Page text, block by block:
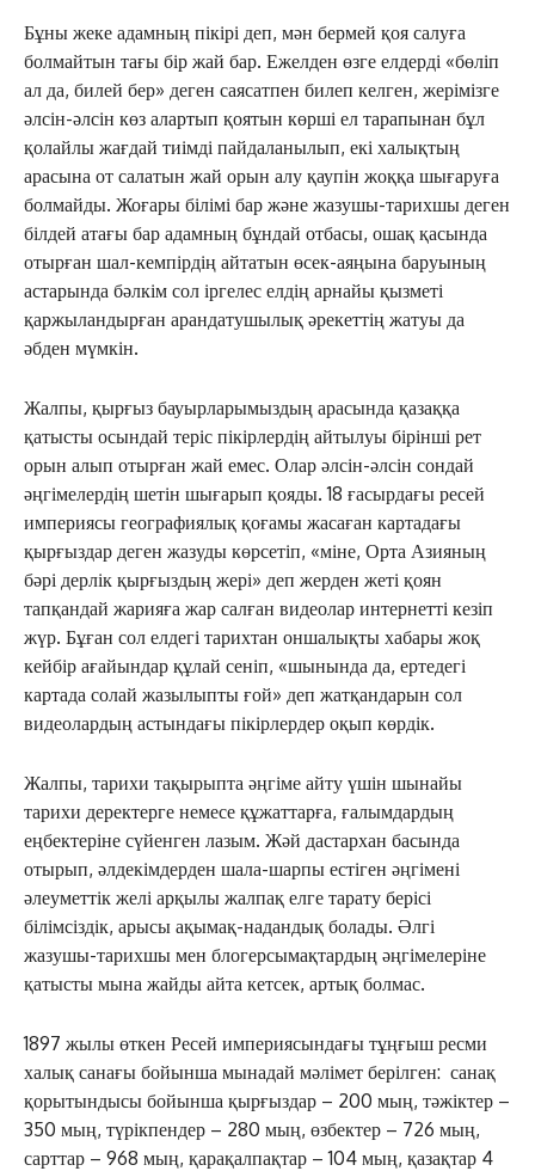
Бұны жеке адамның пікірі деп, мән бермей қоя салуға
болмайтын тағы бір жай бар. Ежелден өзге елдерді «бөліп
ал да, билей бер» деген саясатпен билеп келген, жерімізге
әлсін-әлсін көз алартып қоятын көрші ел тарапынан бұл
қолайлы жағдай тиімді пайдаланылып, екі халықтың
арасына от салатын жай орын алу қаупін жоққа шығаруға
болмайды. Жоғары білімі бар және жазушы-тарихшы деген
білдей атағы бар адамның бұндай отбасы, ошақ қасында
отырған шал-кемпірдің айтатын өсек-аяңына баруының
астарында бәлкім сол іргелес елдің арнайы қызметі
қаржыландырған арандатушылық әрекеттің жатуы да
әбден мүмкін.
Жалпы, қырғыз бауырларымыздың арасында қазаққа
қатысты осындай теріс пікірлердің айтылуы бірінші рет
орын алып отырған жай емес. Олар әлсін-әлсін сондай
әңгімелердің шетін шығарып қояды. 18 ғасырдағы ресей
империясы географиялық қоғамы жасаған картадағы
қырғыздар деген жазуды көрсетіп, «міне, Орта Азияның
бәрі дерлік қырғыздың жері» деп жерден жеті қоян
тапқандай жарияға жар салған видеолар интернетті кезіп
жүр. Бұған сол елдегі тарихтан оншалықты хабары жоқ
кейбір ағайындар құлай сеніп, «шынында да, ертедегі
картада солай жазылыпты ғой» деп жатқандарын сол
видеолардың астындағы пікірлердер оқып көрдік.
Жалпы, тарихи тақырыпта әңгіме айту үшін шынайы
тарихи деректерге немесе құжаттарға, ғалымдардың
еңбектеріне сүйенген лазым. Жәй дастархан басында
отырып, әлдекімдерден шала-шарпы естіген әңгімені
әлеуметтік желі арқылы жалпақ елге тарату берісі
білімсіздік, арысы ақымақ-надандық болады. Әлгі
жазушы-тарихшы мен блогерсымақтардың әңгімелеріне
қатысты мына жайды айта кетсек, артық болмас.
1897 жылы өткен Ресей империясындағы тұңғыш ресми
халық санағы бойынша мынадай мәлімет берілген: санақ
қоры­тын­дысы бойынша қырғыздар – 200 мың, тәжіктер –
350 мың, түрікпендер – 280 мың, өзбектер – 726 мың,
сарттар – 968 мың, қарақалпақтар – 104 мың, қазақтар 4